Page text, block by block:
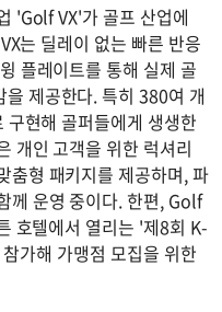
'Golf VX'가 골프 산업에
는 딜레이 없는 빠른 반응
플레이트를 통해 실제 골
제공한다. 특히 380여 개
현해 골퍼들에게 생생한
개인 고객을 위한 럭셔리
춤형 패키지를 제공하며, 파
께 운영 중이다. 한편, Golf
호텔에서 열리는 '제8회 K-
가해 가맹점 모집을 위한